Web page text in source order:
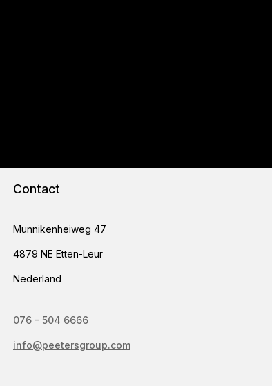
Contact
Munnikenheiweg 47
4879 NE Etten-Leur
Nederland
076 – 504 6666
info@peetersgroup.com